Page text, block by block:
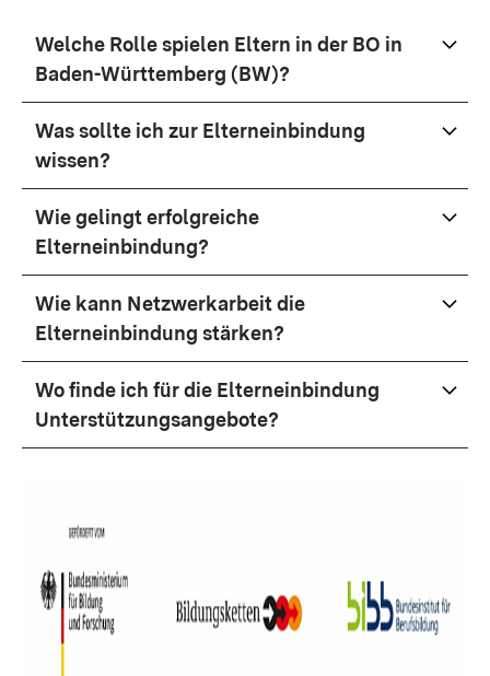
Welche Rolle spielen Eltern in der BO in
Baden-Württemberg (BW)?
Was sollte ich zur Elterneinbindung
wissen?
Wie gelingt erfolgreiche
Elterneinbindung?
Wie kann Netzwerkarbeit die
Elterneinbindung stärken?
Wo finde ich für die Elterneinbindung
Unterstützungsangebote?